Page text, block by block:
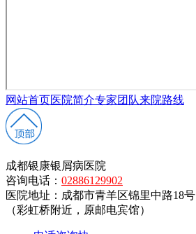
网站首页医院简介专家团队来院路线
成都银康银屑病医院
咨询电话： 02886129902
医院地址：成都市青羊区锦里中路18号
（彩虹桥附近，原邮电宾馆）